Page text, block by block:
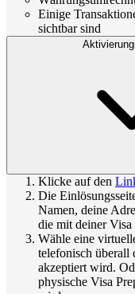
Einige
sichtbar sind
Klicke auf den
Die
Namen, deine
die mit deiner
Wähle eine
telefonisch überall
akzeptiert wird.
physische Visa